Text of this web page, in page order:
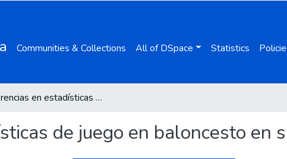
Communities & Collections All of DSpace Statistics
Diferencias en estadísticas de juego en baloncesto en silla de ruedas
de juego en baloncesto en